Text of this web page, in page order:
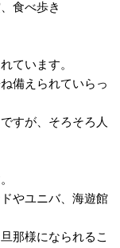
食べ歩き
ています。
備えられていらっ
すが、そろそろ人
やユニバ、海遊館
那様になられるこ